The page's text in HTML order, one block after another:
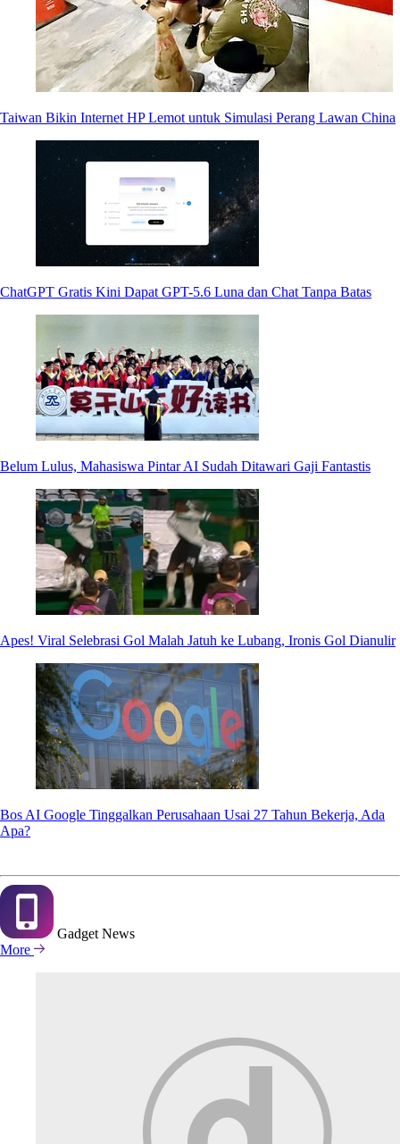
Taiwan Bikin Internet HP Lemot untuk Simulasi Perang Lawan China
ChatGPT Gratis Kini Dapat GPT-5.6 Luna dan Chat Tanpa Batas
Belum Lulus, Mahasiswa Pintar AI Sudah Ditawari Gaji Fantastis
Apes! Viral Selebrasi Gol Malah Jatuh ke Lubang, Ironis Gol Dianulir
Bos AI Google Tinggalkan Perusahaan Usai 27 Tahun Bekerja, Ada
Apa?
Gadget News
More